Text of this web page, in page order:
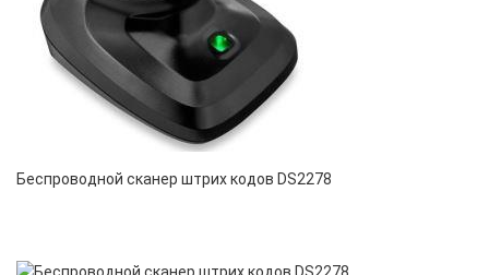
Беспроводной сканер штрих кодов DS2278